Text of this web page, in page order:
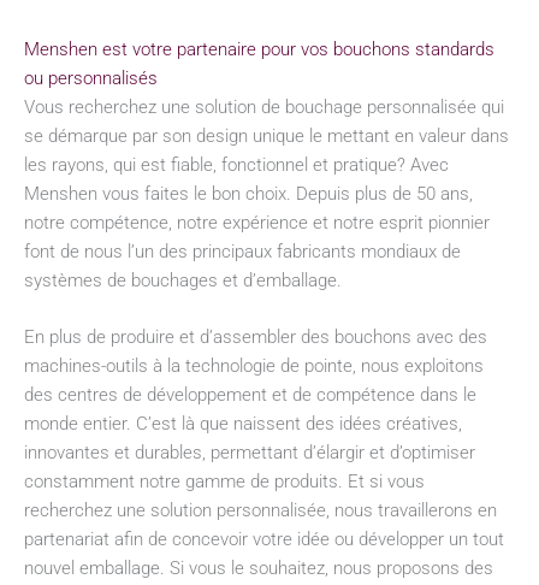
Menshen est votre partenaire pour vos bouchons standards
ou personnalisés
Vous recherchez une solution de bouchage personnalisée qui
se démarque par son design unique le mettant en valeur dans
les rayons, qui est fiable, fonctionnel et pratique? Avec
Menshen vous faites le bon choix. Depuis plus de 50 ans,
notre compétence, notre expérience et notre esprit pionnier
font de nous l’un des principaux fabricants mondiaux de
systèmes de bouchages et d’emballage.
En plus de produire et d’assembler des bouchons avec des
machines-outils à la technologie de pointe, nous exploitons
des centres de développement et de compétence dans le
monde entier. C’est là que naissent des idées créatives,
innovantes et durables, permettant d’élargir et d’optimiser
constamment notre gamme de produits. Et si vous
recherchez une solution personnalisée, nous travaillerons en
partenariat afin de concevoir votre idée ou développer un tout
nouvel emballage. Si vous le souhaitez, nous proposons des